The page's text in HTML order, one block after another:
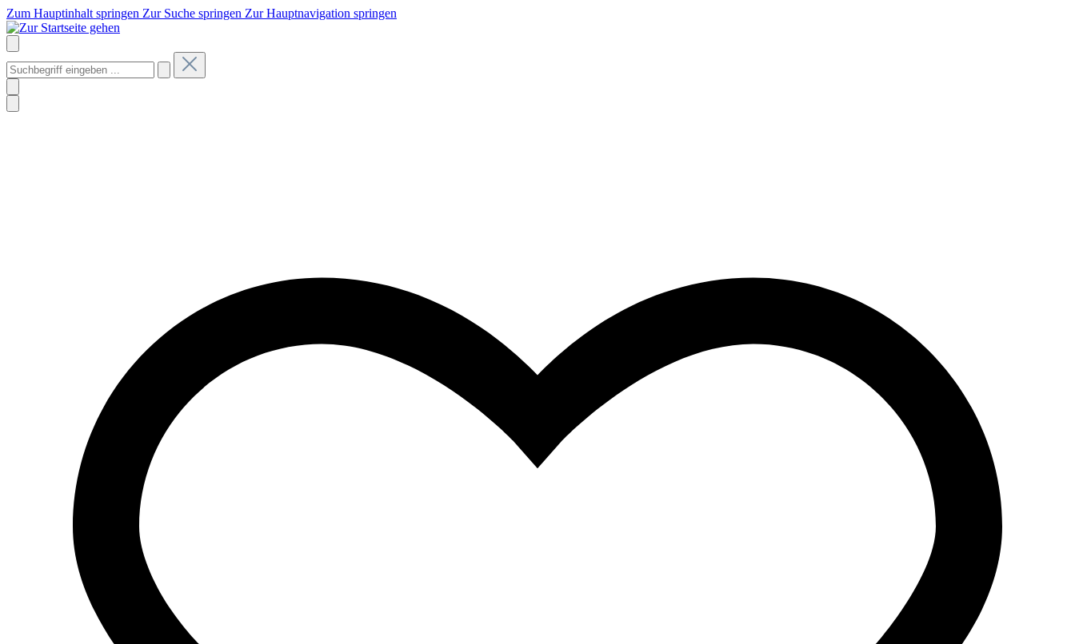
Zum Hauptinhalt springen Zur Suche springen Zur Hauptnavigation springen